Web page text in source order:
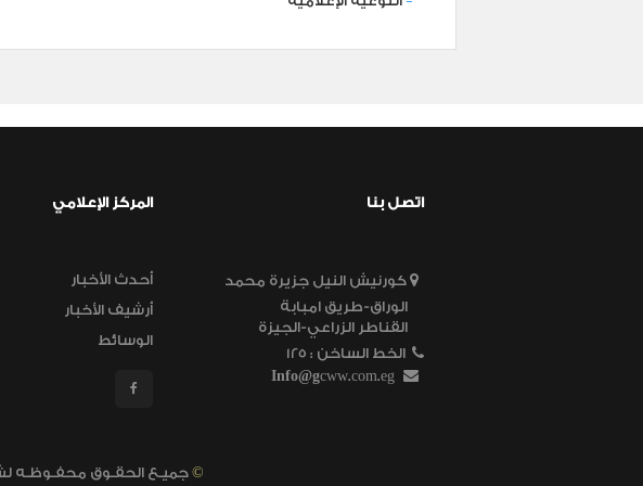
المركز الإعلامي
أحدث الأخبار
أرشيف الأخبار
الوسائط
اتصل بنا
الوراق-طريق امبابة
القناطر الزراعي-الجيزة
125 : الخط الساخن
Info@gcww.com.eg
2023 - 2022 جميـع الحقـوق محفـوظـه لشـركـة ميـاه الشـرب والصـرف الصحـى بالجيـزة ©